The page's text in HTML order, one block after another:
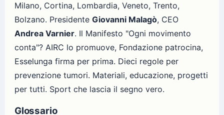
Milano, Cortina, Lombardia, Veneto, Trento,
Bolzano. Presidente Giovanni Malagò, CEO
Andrea Varnier. Il Manifesto "Ogni movimento
conta"? AIRC lo promuove, Fondazione patrocina,
Esselunga firma per prima. Dieci regole per
prevenzione tumori. Materiali, educazione, progetti
per tutti. Sport che lascia il segno vero.
Glossario